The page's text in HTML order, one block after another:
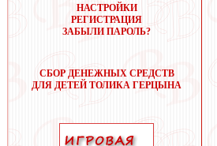
НАСТРОЙКИ
РЕГИСТРАЦИЯ
ЗАБЫЛИ ПАРОЛЬ?
СБОР ДЕНЕЖНЫХ СРЕДСТВ
ДЛЯ ДЕТЕЙ ТОЛИКА ГЕРЦЫНА